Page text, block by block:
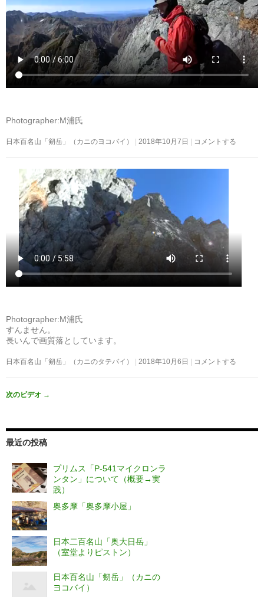
Photographer:M浦氏
日本百名山「剱岳」（カニのヨコバイ） 2018年10月7日 コメントする
Photographer:M浦氏
すんません。
長いんで画質落としています。
日本百名山「剱岳」（カニのタテバイ） 2018年10月6日 コメントする
次のビデオ →
最近の投稿
プリムス「P-541マイクロンラ
ンタン」について（概要→実
践）
奥多摩「奥多摩小屋」
日本二百名山「奥大日岳」
（室堂よりピストン）
日本百名山「剱岳」（カニの
ヨコバイ）